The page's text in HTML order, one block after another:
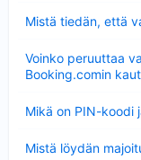
Mistä tiedän, että
Voinko peruuttaa
Booking.comin
Mikä on PIN-koodi
Mistä löydän